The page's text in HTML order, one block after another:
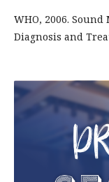
WHO, 2006.
Diagnosis and